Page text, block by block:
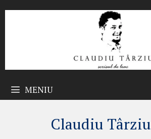
MENIU
Claudiu Târziu